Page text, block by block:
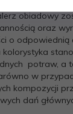
obiadowy
oraz
o odpowiednią
kolorystyka
potraw, a
w
kompozycji
dań